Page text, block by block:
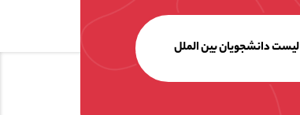
لیست دانشجویان بین الملل